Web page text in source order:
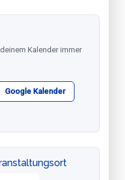
Kalender immer
Google Kalender